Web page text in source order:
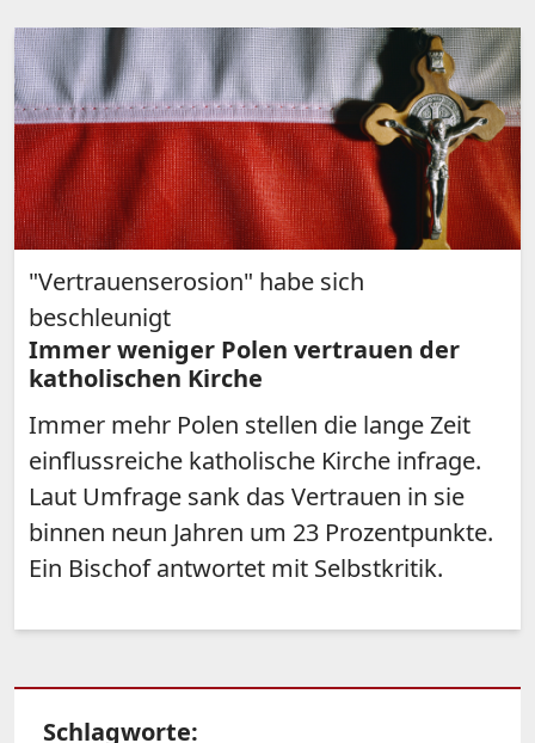
"Vertrauenserosion" habe sich
beschleunigt
Immer weniger Polen vertrauen der
katholischen Kirche
Immer mehr Polen stellen die lange Zeit
einflussreiche katholische Kirche infrage.
Laut Umfrage sank das Vertrauen in sie
binnen neun Jahren um 23 Prozentpunkte.
Ein Bischof antwortet mit Selbstkritik.
Schlagworte: